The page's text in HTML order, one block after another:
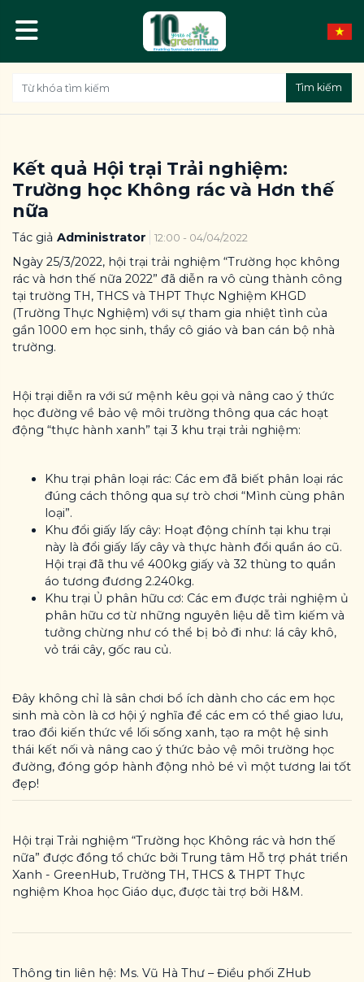
Tìm kiếm
Kết quả Hội trại Trải nghiệm:
Trường học Không rác và Hơn thế
nữa
Tác giả Administrator 12:00 - 04/04/2022
Ngày 25/3/2022, hội trại trải nghiệm “Trường học không
rác và hơn thế nữa 2022” đã diễn ra vô cùng thành công
tại trường TH, THCS và THPT Thực Nghiệm KHGD
(Trường Thực Nghiệm) với sự tham gia nhiệt tình của
gần 1000 em học sinh, thầy cô giáo và ban cán bộ nhà
trường.
Hội trại diễn ra với sứ mệnh kêu gọi và nâng cao ý thức
học đường về bảo vệ môi trường thông qua các hoạt
động “thực hành xanh” tại 3 khu trại trải nghiệm:
Khu trại phân loại rác: Các em đã biết phân loại rác
đúng cách thông qua sự trò chơi “Mình cùng phân
loại”.
Khu đổi giấy lấy cây: Hoạt động chính tại khu trại
này là đổi giấy lấy cây và thực hành đổi quần áo cũ.
Hội trại đã thu về 400kg giấy và 32 thùng to quần
áo tương đương 2.240kg.
Khu trại Ủ phân hữu cơ: Các em được trải nghiệm ủ
phân hữu cơ từ những nguyên liệu dễ tìm kiếm và
tưởng chừng như có thể bị bỏ đi như: lá cây khô,
vỏ trái cây, gốc rau củ.
Đây không chỉ là sân chơi bổ ích dành cho các em học
sinh mà còn là cơ hội ý nghĩa để các em có thể giao lưu,
trao đổi kiến thức về lối sống xanh, tạo ra một hệ sinh
thái kết nối và nâng cao ý thức bảo vệ môi trường học
đường, đóng góp hành động nhỏ bé vì một tương lai tốt
đẹp!
Hội trại Trải nghiệm “Trường học Không rác và hơn thế
nữa” được đồng tổ chức bởi Trung tâm Hỗ trợ phát triển
Xanh - GreenHub, Trường TH, THCS & THPT Thực
nghiệm Khoa học Giáo dục, được tài trợ bởi H&M.
Thông tin liên hệ: Ms. Vũ Hà Thư – Điều phối ZHub